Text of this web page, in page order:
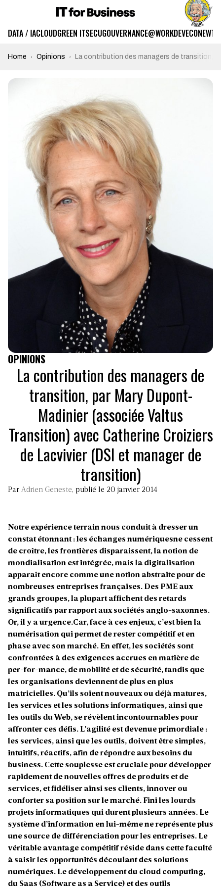
DATA / IACLOUDGREEN ITSECUGOUVERNANCE@WORKDEVECO
Home Opinions La contribution des managers de transition,
OPINIONS
La contribution des managers de
transition, par Mary Dupont-
Madinier (associée Valtus
Transition) avec Catherine Croiziers
de Lacvivier (DSI et manager de
transition)
Par Adrien Geneste, publié le 20 janvier 2014
Notre expérience terrain nous conduit à dresser un
constat étonnant : les échanges numériquesne cessent
de croître, les frontières disparaissent, la notion de
mondialisation est intégrée, mais la digitalisation
apparaît encore comme une notion abstraite pour de
nombreuses entreprises françaises. Des PME aux
grands groupes, la plupart affichent des retards
significatifs par rapport aux sociétés anglo-saxonnes.
Or, il y a urgence.Car, face à ces enjeux, c’est bien la
numérisation qui permet de rester compétitif et en
phase avec son marché. En effet, les sociétés sont
confrontées à des exigences accrues en matière de
per-for-mance, de mobilité et de sécurité, tandis que
les organisations deviennent de plus en plus
matricielles. Qu’ils soient nouveaux ou déjà matures,
les services et les solutions informatiques, ainsi que
les outils du Web, se révèlent incontournables pour
affronter ces défis. L’agilité est devenue primordiale :
les services, ainsi que les outils, doivent être simples,
intuitifs, réactifs, afin de répondre aux besoins du
business. Cette souplesse est cruciale pour développer
rapidement de nouvelles offres de produits et de
services, et fidéliser ainsi ses clients, innover ou
conforter sa position sur le marché. Fini les lourds
projets informatiques qui durent plusieurs années. Le
système d’information en lui-même ne représente plus
une source de différenciation pour les entreprises. Le
véritable avantage compétitif réside dans cette faculté
à saisir les opportunités découlant des solutions
numériques. Le développement du cloud computing,
du Saas (Software as a Service) et des outils